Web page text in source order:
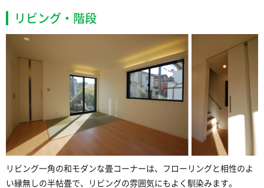
リビング・階段
リビング一角の和モダンな畳コーナーは、フローリングと相性のよ
い縁無しの半帖畳で、リビングの雰囲気にもよく馴染みます。